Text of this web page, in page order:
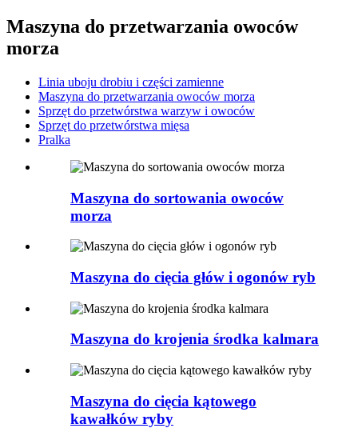
Maszyna do przetwarzania owoców
morza
Linia uboju drobiu i części zamienne
Maszyna do przetwarzania owoców morza
Sprzęt do przetwórstwa warzyw i owoców
Sprzęt do przetwórstwa mięsa
Pralka
Maszyna do sortowania owoców
morza
Maszyna do cięcia głów i ogonów ryb
Maszyna do krojenia środka kalmara
Maszyna do cięcia kątowego
kawałków ryby